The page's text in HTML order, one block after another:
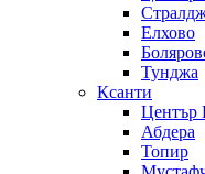
Елхово
Тунджа
Ксанти
Център
Абдера
Топир